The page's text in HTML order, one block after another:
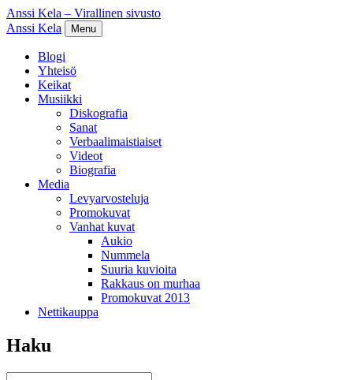
Anssi Kela – Virallinen sivusto
Anssi Kela
Menu
Blogi
Yhteisö
Keikat
Musiikki
Diskografia
Sanat
Verbaalimaistiaiset
Videot
Biografia
Media
Levyarvosteluja
Promokuvat
Vanhat kuvat
Aukio
Nummela
Suuria kuvioita
Rakkaus on murhaa
Promokuvat 2013
Nettikauppa
Haku